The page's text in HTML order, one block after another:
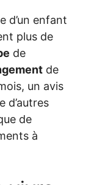
d’un enfant
plus de
de
de
un avis
d’autres
de
à